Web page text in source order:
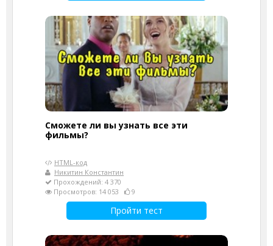
Сможете ли вы узнать все эти
фильмы?
HTML-код
Никитин Константин
Прохождений: 4 370
Просмотров: 14 053
9
Пройти тест